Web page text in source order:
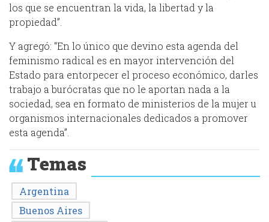
los que se encuentran la vida, la libertad y la
propiedad”.
Y agregó: “En lo único que devino esta agenda del
feminismo radical es en mayor intervención del
Estado para entorpecer el proceso económico, darles
trabajo a burócratas que no le aportan nada a la
sociedad, sea en formato de ministerios de la mujer u
organismos internacionales dedicados a promover
esta agenda”.
Temas
Argentina
Buenos Aires